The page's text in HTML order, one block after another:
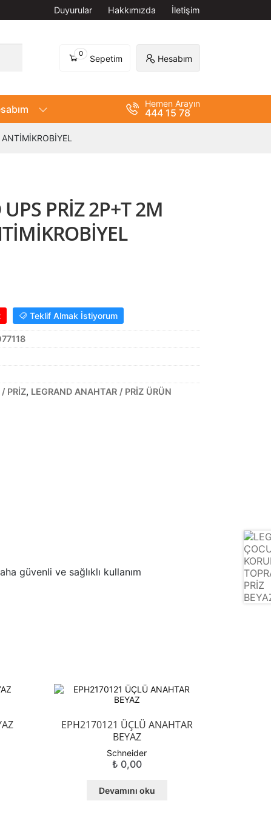
Duyurular Hakkımızda İletişim
0 Sepetim Hesabım
Hemen Arayın
444 15 78
UPS PRİZ 2P+T 2M
Teklif Almak İstiyorum
PRİZ, LEGRAND ANAHTAR / PRİZ ÜRÜN
güvenli ve sağlıklı kullanım
EPH2170121 ÜÇLÜ ANAHTAR
BEYAZ
Schneider
₺ 0,00
Devamını oku